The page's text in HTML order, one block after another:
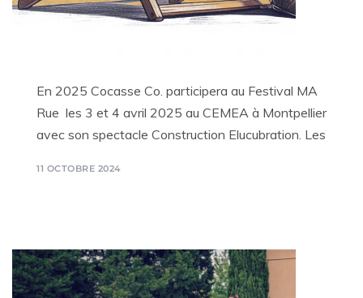
En 2025 Cocasse Co. participera au Festival MA
Rue les 3 et 4 avril 2025 au CEMEA à Montpellier
avec son spectacle Construction Elucubration. Les
11 OCTOBRE 2024